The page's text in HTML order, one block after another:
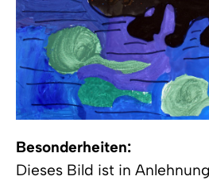
Besonderheiten:
Dieses Bild ist in